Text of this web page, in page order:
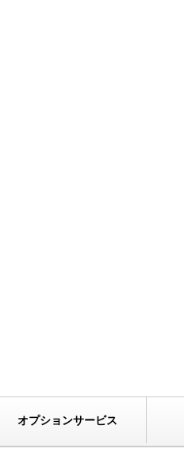
オプションサービス